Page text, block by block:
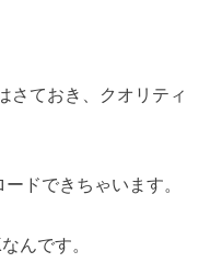
さておき、クオリティ
ドできちゃいます。
んです。